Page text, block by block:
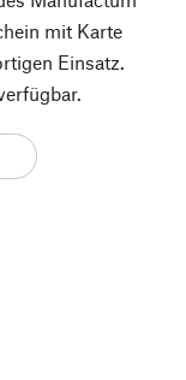
mit Karte
Einsatz.